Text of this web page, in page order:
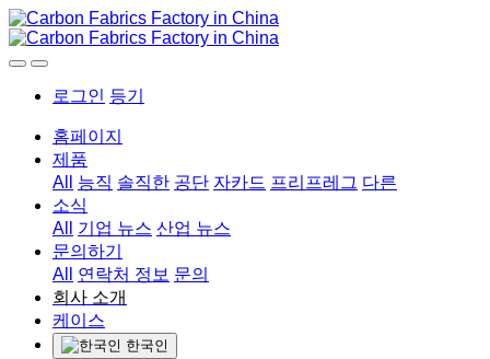
로그인 등기
홈페이지
제품
All
능직 솔직한 공단 자카드 프리프레그 다른
소식
All
기업 뉴스 산업 뉴스
문의하기
All
연락처 정보 문의
회사 소개
케이스
한국인